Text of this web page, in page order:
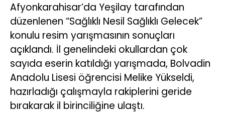
Afyonkarahisar’da Yeşilay tarafından
düzenlenen “Sağlıklı Nesil Sağlıklı Gelecek”
konulu resim yarışmasının sonuçları
açıklandı. İl genelindeki okullardan çok
sayıda eserin katıldığı yarışmada, Bolvadin
Anadolu Lisesi öğrencisi Melike Yükseldi,
hazırladığı çalışmayla rakiplerini geride
bırakarak il birinciliğine ulaştı.